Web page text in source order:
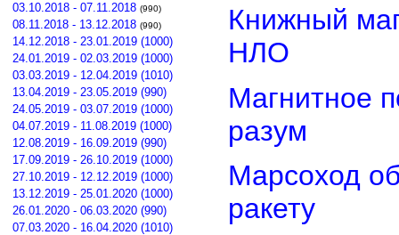
03.10.2018 - 07.11.2018 (990)
08.11.2018 - 13.12.2018 (990)
14.12.2018 - 23.01.2019 (1000)
24.01.2019 - 02.03.2019 (1000)
03.03.2019 - 12.04.2019 (1010)
13.04.2019 - 23.05.2019 (990)
24.05.2019 - 03.07.2019 (1000)
04.07.2019 - 11.08.2019 (1000)
12.08.2019 - 16.09.2019 (990)
17.09.2019 - 26.10.2019 (1000)
27.10.2019 - 12.12.2019 (1000)
13.12.2019 - 25.01.2020 (1000)
26.01.2020 - 06.03.2020 (990)
07.03.2020 - 16.04.2020 (1010)
Книжный
НЛО
Магнитное
разум
Марсоход
ракету